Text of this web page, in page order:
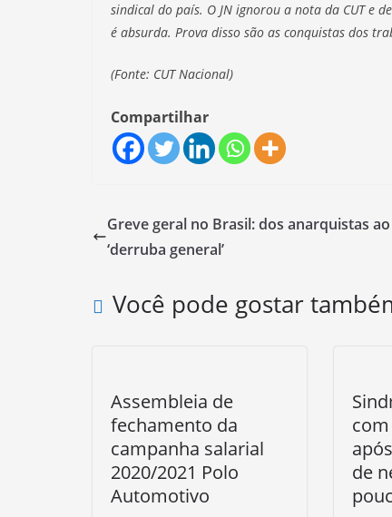
sindical do país. O JN ignorou a nota da CUT e
é absurda. Prova disso são as conquistas dos
(Fonte: CUT Nacional)
Compartilhar
Greve geral no Brasil: dos anarquistas ao
‘derruba general’
Você pode gostar
Assembleia de
fechamento da
campanha salarial
2020/2021 Polo
Automotivo
de